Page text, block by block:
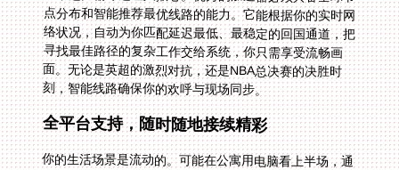
刻，智能线路确保你的欢呼与现场同步。
全平台支持，随时随地接续精彩
你的生活场景是流动的。可能在公寓用电脑看上半场，通
勤路上用手机看集锦，晚上又在平板上接着看分析。因
此，支持Android、iOS、Windows、mac多平台，并且允
许一人多端设备同时使用的加速器，变得至关重要。它让
你在不同设备间无缝切换，不错过任何一段精彩解说，真